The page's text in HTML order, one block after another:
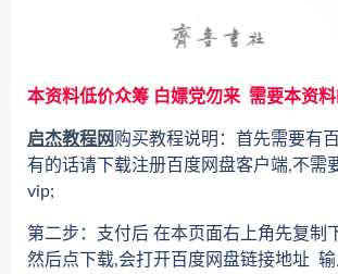
本资料低价众筹 白嫖党勿来 需要本资
启杰教程网购买教程说明：首先需要有
有的话请下载注册百度网盘客户端,不需
vip;
第二步：支付后 在本页面右上角先复制
然后点下载,会打开百度网盘链接地址